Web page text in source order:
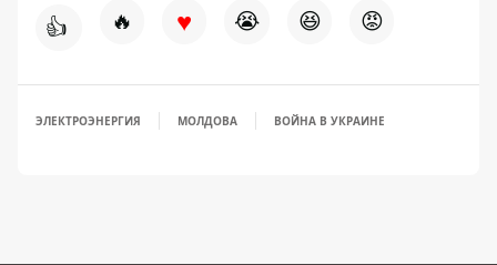
👍 🔥 ♥ 😭 😆 😡
ЭЛЕКТРОЭНЕРГИЯ МОЛДОВА ВОЙНА В УКРАИНЕ